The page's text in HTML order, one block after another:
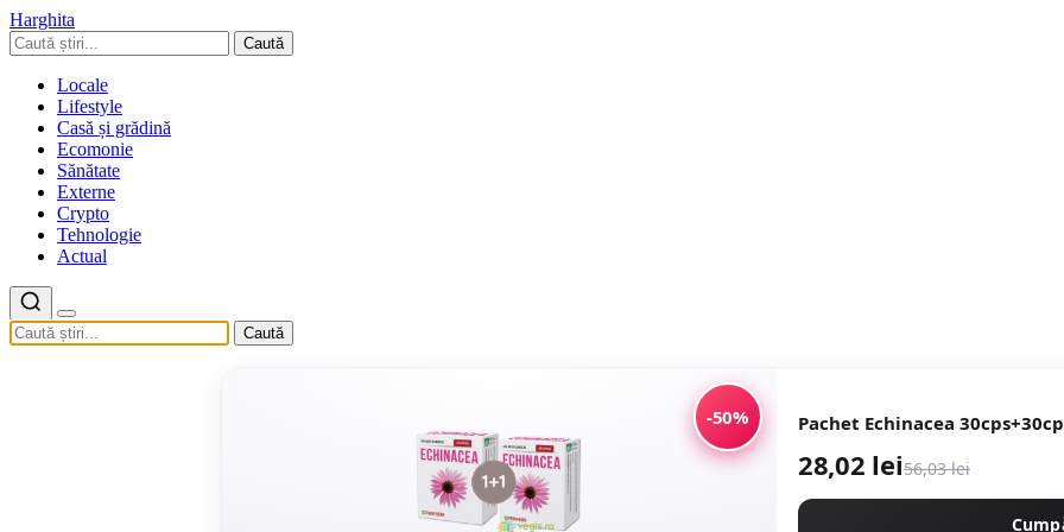
Harghita
Caută
Locale
Lifestyle
Casă și grădină
Ecomonie
Sănătate
Externe
Crypto
Tehnologie
Actual
Caută
-50% Pachet Echinacea
28,02 lei56,03 lei